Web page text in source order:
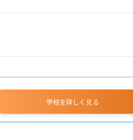
学校を詳しく見る